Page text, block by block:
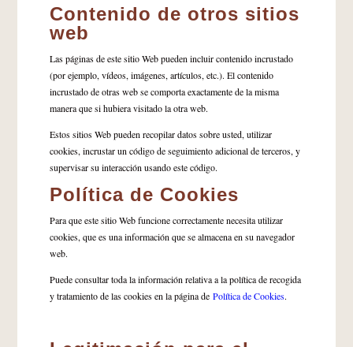
Contenido de otros sitios
web
Las páginas de este sitio Web pueden incluir contenido incrustado
(por ejemplo, vídeos, imágenes, artículos, etc.). El contenido
incrustado de otras web se comporta exactamente de la misma
manera que si hubiera visitado la otra web.
Estos sitios Web pueden recopilar datos sobre usted, utilizar
cookies, incrustar un código de seguimiento adicional de terceros, y
supervisar su interacción usando este código.
Política de Cookies
Para que este sitio Web funcione correctamente necesita utilizar
cookies, que es una información que se almacena en su navegador
web.
Puede consultar toda la información relativa a la política de recogida
y tratamiento de las cookies en la página de Política de Cookies.